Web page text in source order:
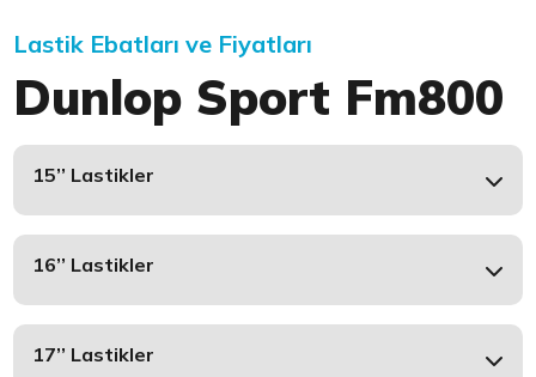
Lastik Ebatları ve Fiyatları
Dunlop Sport Fm800
15’’ Lastikler
16’’ Lastikler
17’’ Lastikler